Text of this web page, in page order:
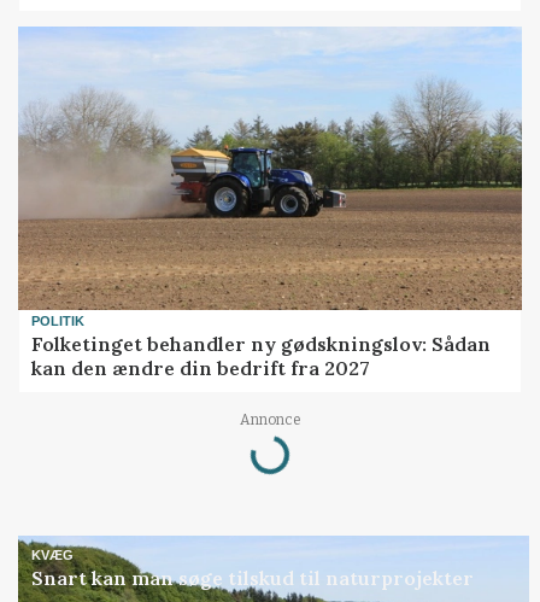
POLITIK
Folketinget behandler ny gødskningslov: Sådan
kan den ændre din bedrift fra 2027
Annonce
Loading...
KVÆG
Snart kan man søge tilskud til naturprojekter